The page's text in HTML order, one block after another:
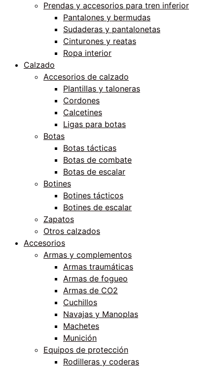
Prendas y accesorios para tren inferior
Pantalones y bermudas
Sudaderas y pantalonetas
Cinturones y reatas
Ropa interior
Calzado
Accesorios de calzado
Plantillas y taloneras
Cordones
Calcetines
Ligas para botas
Botas
Botas tácticas
Botas de combate
Botas de escalar
Botines
Botines tácticos
Botines de escalar
Zapatos
Otros calzados
Accesorios
Armas y complementos
Armas traumáticas
Armas de fogueo
Armas de CO2
Cuchillos
Navajas y Manoplas
Machetes
Munición
Equipos de protección
Rodilleras y coderas